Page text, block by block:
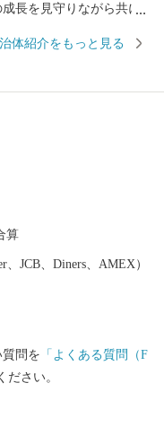
長を見守りながら共に
体紹介をもっと見る
算
JCB、Diners、AMEX）
問を 「よくある質問（F
さい。